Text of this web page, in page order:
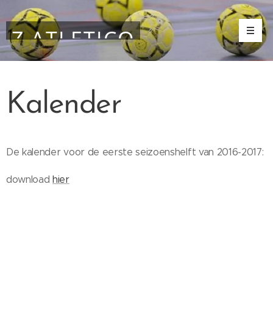
Z.ATLETICO
Kalender
De kalender voor de eerste seizoenshelft van 2016-2017:
downloadhier